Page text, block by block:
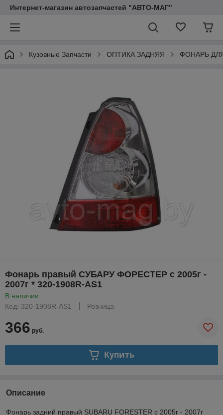
Интернет-магазин автозапчастей "АВТО-МАГ"
Кузовные Запчасти ОПТИКА ЗАДНЯЯ ФОНАРЬ
Фонарь правый СУБАРУ ФОРЕСТЕР с 2005г -
2007г * 320-1908R-AS1
В наличии
Код: 320-1908R-AS1
Розница
366 руб.
Купить
Описание
Фонарь задний правый SUBARU FORESTER с 2005г - 2007г